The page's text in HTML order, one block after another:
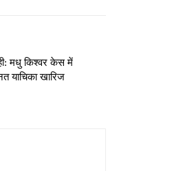
मधु किश्वर केस में
याचिका खारिज